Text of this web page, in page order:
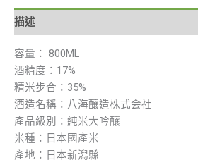
描述
容量： 800ML
酒精度：17%
精米步合：35%
酒造名稱：八海釀造株式会社
產品級別：純米大吟釀
米種：日本國產米
產地：日本新潟縣